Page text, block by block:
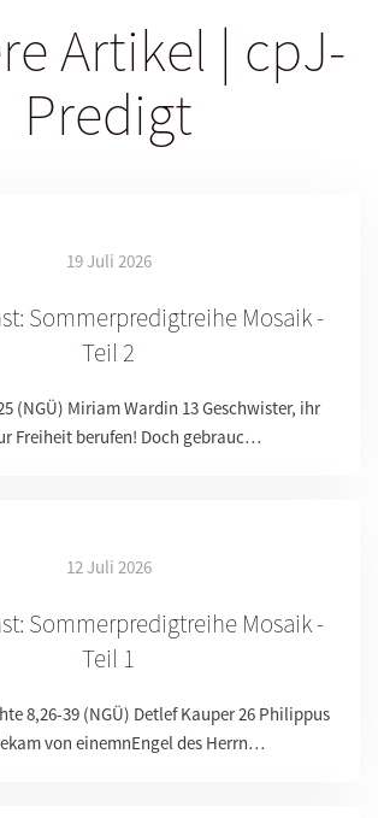
Artikel | cpJ-
Predigt
19 Juli 2026
Sommerpredigtreihe Mosaik -
Teil 2
(NGÜ) Miriam Wardin 13 Geschwister, ihr
Freiheit berufen! Doch gebrauc…
12 Juli 2026
Sommerpredigtreihe Mosaik -
Teil 1
8,26-39 (NGÜ) Detlef Kauper 26 Philippus
von einemnEngel des Herrn…